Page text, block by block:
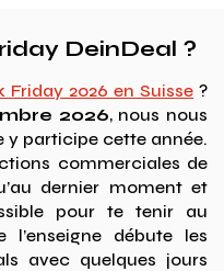
DeinDeal ?
Friday 2026 en Suisse ?
2026, nous nous
y participe cette année.
commerciales de
dernier moment et
pour te tenir au
débute les
avec quelques jours